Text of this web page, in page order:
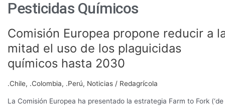
Pesticidas Químicos
Comisión Europea propone reducir a
mitad el uso de los plaguicidas
químicos hasta 2030
.Chile, .Colombia, .Perú, Noticias / Redagrícola
La Comisión Europea ha presentado la estrategia Farm to Fork (‘de
Comisión
Europea
propone
reducir
la
mitad